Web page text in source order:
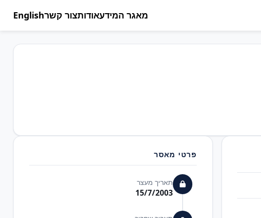
מאגר המידעאודותצור קשרEnglish
פרטי מאסר
תאריך מעצר
15/7/2003